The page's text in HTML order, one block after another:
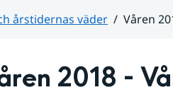
årstidernas väder
Våren
2018 -